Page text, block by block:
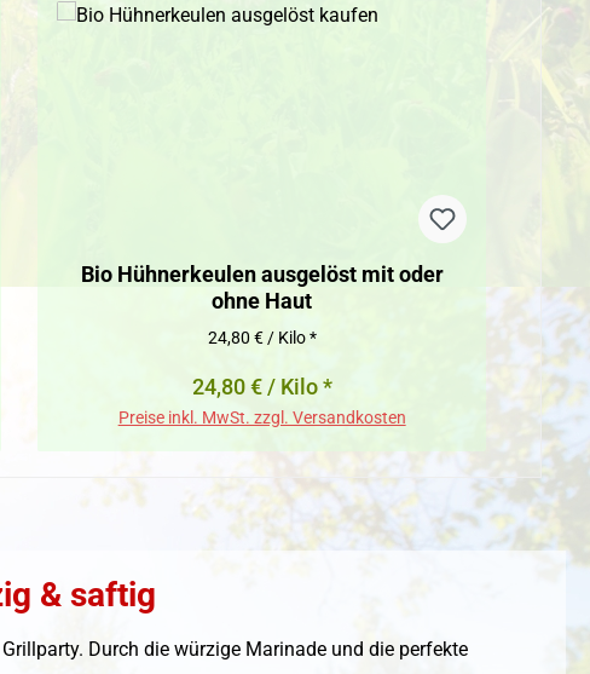
Bio Hühnerkeulen ausgelöst mit oder
ohne Haut
24,80 € / Kilo *
24,80 € / Kilo *
Preise inkl. MwSt. zzgl. Versandkosten
& saftig
Durch die würzige Marinade und die perfekte